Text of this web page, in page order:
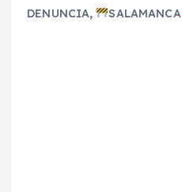
DENUNCIA, SALAMANCA